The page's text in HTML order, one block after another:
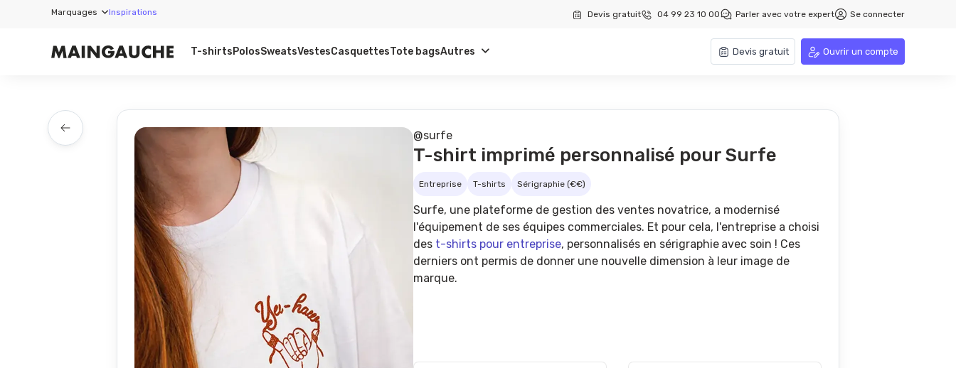
Marquages Inspirations Devis gratuit 04 99 23 10 00 Parler avec votre expert Se connecter
Devis gratuit Ouvrir un compte
T-shirtsPolosSweatsVestesCasquettesTote bagsAutres
@surfe
T-shirt imprimé personnalisé pour Surfe
Entreprise T-shirts Sérigraphie (€€)
Surfe, une plateforme de gestion des ventes novatrice, a modernisé
l'équipement de ses équipes commerciales. Et pour cela, l'entreprise a choisi
des t-shirts pour entreprise, personnalisés en sérigraphie avec soin ! Ces
derniers ont permis de donner une nouvelle dimension à leur image de
marque.